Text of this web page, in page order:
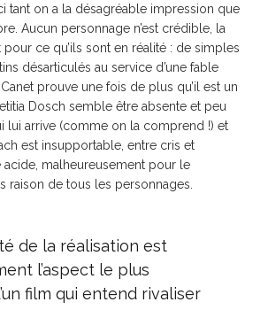
tant on a la désagréable impression que
Aucun personnage n’est crédible, la
ce qu’ils sont en réalité : de simples
désarticulés au service d’une fable
prouve une fois de plus qu’il est un
Dosch semble être absente et peu
lui arrive (comme on la comprend !) et
est insupportable, entre cris et
acide, malheureusement pour le
raison de tous les personnages.
de la réalisation est
l’aspect le plus
film qui entend rivaliser